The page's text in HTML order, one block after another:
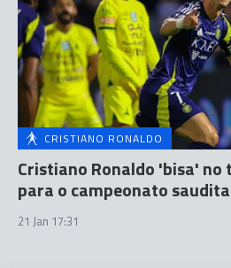
CRISTIANO RONALDO
Cristiano Ronaldo 'bisa' no
para o campeonato saudita
21 Jan 17:31